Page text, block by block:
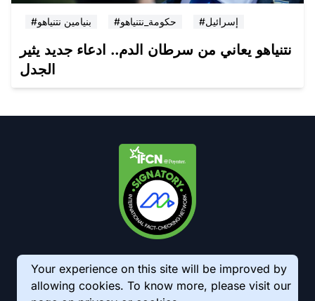
#بنيامين نتنياهو #حكومة_نتنياهو #إسرائيل
نتنياهو يعاني من سرطان الدم.. ادعاء جديد يثير
الجدل
Your experience on this site will be improved by
allowing cookies. To know more, please visit our